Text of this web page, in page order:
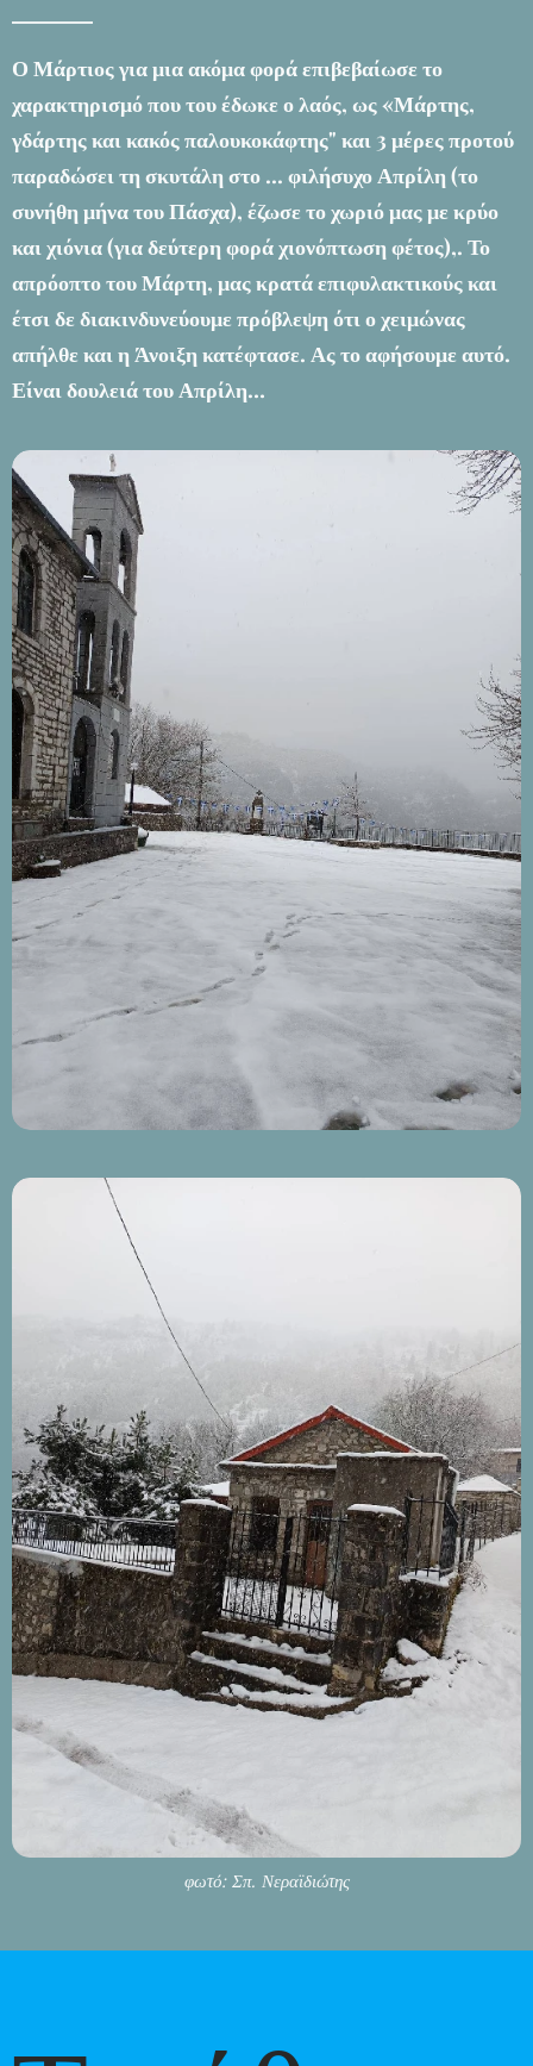
Ο Μάρτιος για μια ακόμα φορά επιβεβαίωσε το
χαρακτηρισμό που του έδωκε ο λαός, ως «Μάρτης,
γδάρτης και κακός παλουκοκάφτης" και 3 μέρες προτού
παραδώσει τη σκυτάλη στο ... φιλήσυχο Απρίλη (το
συνήθη μήνα του Πάσχα), έζωσε το χωριό μας με κρύο
και χιόνια (για δεύτερη φορά χιονόπτωση φέτος),. Το
απρόοπτο του Μάρτη, μας κρατά επιφυλακτικούς και
έτσι δε διακινδυνεύουμε πρόβλεψη ότι ο χειμώνας
απήλθε και η Άνοιξη κατέφτασε. Ας το αφήσουμε αυτό.
Είναι δουλειά του Απρίλη…
φωτό: Σπ. Νεραϊδιώτης